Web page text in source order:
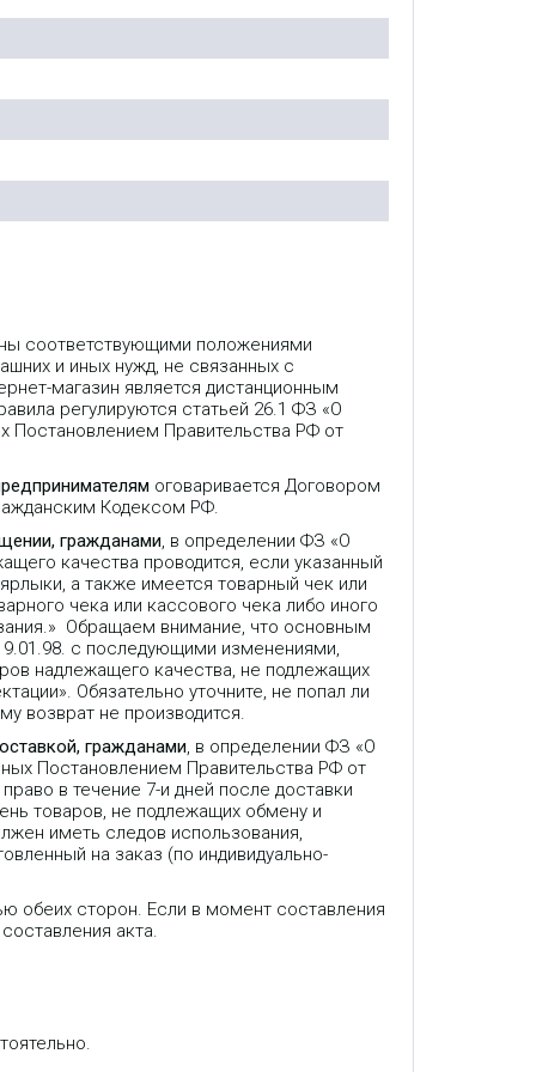
соответствующими положениями
и иных нужд, не связанных с
магазин является дистанционным
регулируются статьей 26.1 ФЗ «О
Постановлением Правительства РФ от
оговаривается Договором
Кодексом РФ.
гражданами, в определении ФЗ «О
качества проводится, если указанный
а также имеется товарный чек или
чека или кассового чека либо иного
Обращаем внимание, что основным
с последующими изменениями,
надлежащего качества, не подлежащих
Обязательно уточните, не попал ли
возврат не производится.
гражданами, в определении ФЗ «О
Постановлением Правительства РФ от
в течение 7-и дней после доставки
товаров, не подлежащих обмену и
иметь следов использования,
на заказ (по индивидуально-
обеих сторон. Если в момент составления
акта.
Snom D150RU - IP телефон, 2